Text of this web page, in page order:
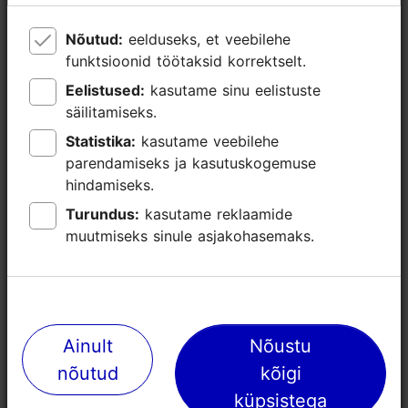
Nõutud:
funktsioonid töötaksid korrektselt.
Eelistused:
säilitamiseks.
Statistika:
parendamiseks ja kasutuskogemuse
hindamiseks.
Turundus:
muutmiseks sinule asjakohasemaks.
Ainult
nõutud
Nõustu
kõigi
küpsistega
Nõutud:
funktsioonid töötaksid korrektselt.
Eelistused:
säilitamiseks.
Statistika:
parendamiseks ja kasutuskogemuse
hindamiseks.
Turundus:
muutmiseks sinule asjakohasemaks.
Ainult
nõutud
Nõustu
kõigi
küpsistega